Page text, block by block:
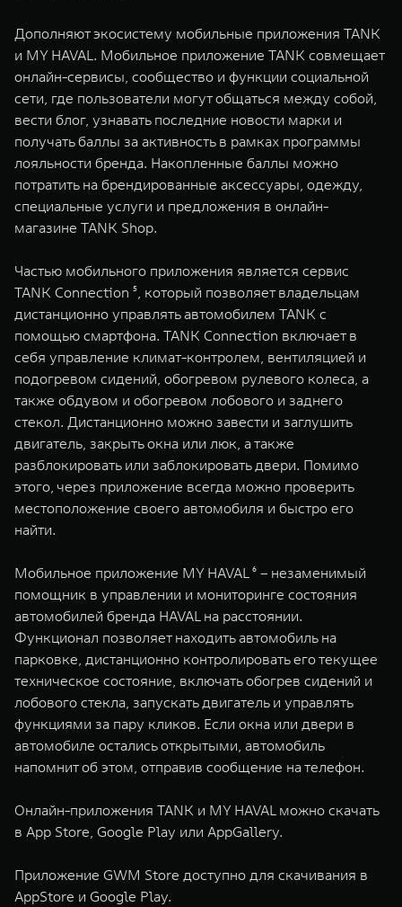
Дополняют экосистему мобильные приложения TANK
и MY HAVAL. Мобильное приложение TANK совмещает
онлайн-сервисы, сообщество и функции социальной
сети, где пользователи могут общаться между собой,
вести блог, узнавать последние новости марки и
получать баллы за активность в рамках программы
лояльности бренда. Накопленные баллы можно
потратить на брендированные аксессуары, одежду,
специальные услуги и предложения в онлайн-
магазине TANK Shop.
Частью мобильного приложения является сервис
TANK Connection ⁵, который позволяет владельцам
дистанционно управлять автомобилем TANK с
помощью смартфона. TANK Connection включает в
себя управление климат-контролем, вентиляцией и
подогревом сидений, обогревом рулевого колеса, а
также обдувом и обогревом лобового и заднего
стекол. Дистанционно можно завести и заглушить
двигатель, закрыть окна или люк, а также
разблокировать или заблокировать двери. Помимо
этого, через приложение всегда можно проверить
местоположение своего автомобиля и быстро его
найти.
Мобильное приложение MY HAVAL ⁶ – незаменимый
помощник в управлении и мониторинге состояния
автомобилей бренда HAVAL на расстоянии.
Функционал позволяет находить автомобиль на
парковке, дистанционно контролировать его текущее
техническое состояние, включать обогрев сидений и
лобового стекла, запускать двигатель и управлять
функциями за пару кликов. Если окна или двери в
автомобиле остались открытыми, автомобиль
напомнит об этом, отправив сообщение на телефон.
Онлайн-приложения TANK и MY HAVAL можно скачать
в App Store, Google Play или AppGallery.
Приложение GWM Store доступно для скачивания в
AppStore и Google Play.